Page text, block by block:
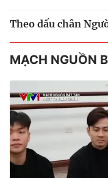
Theo dấu chân
MẠCH NGUỒN